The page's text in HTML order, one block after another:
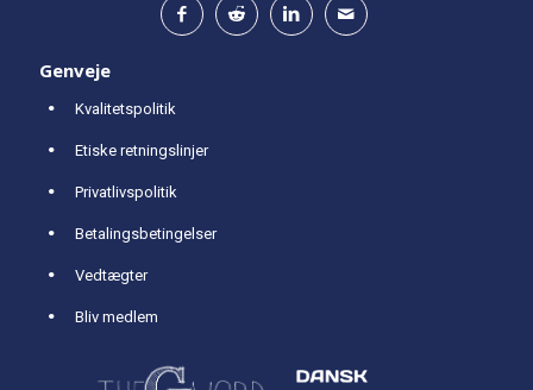
Genveje
Kvalitetspolitik
Etiske retningslinjer
Privatlivspolitik
Betalingsbetingelser
Vedtægter
Bliv medlem